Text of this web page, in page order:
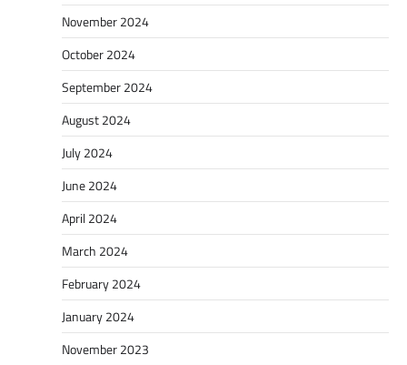
November 2024
October 2024
September 2024
August 2024
July 2024
June 2024
April 2024
March 2024
February 2024
January 2024
November 2023